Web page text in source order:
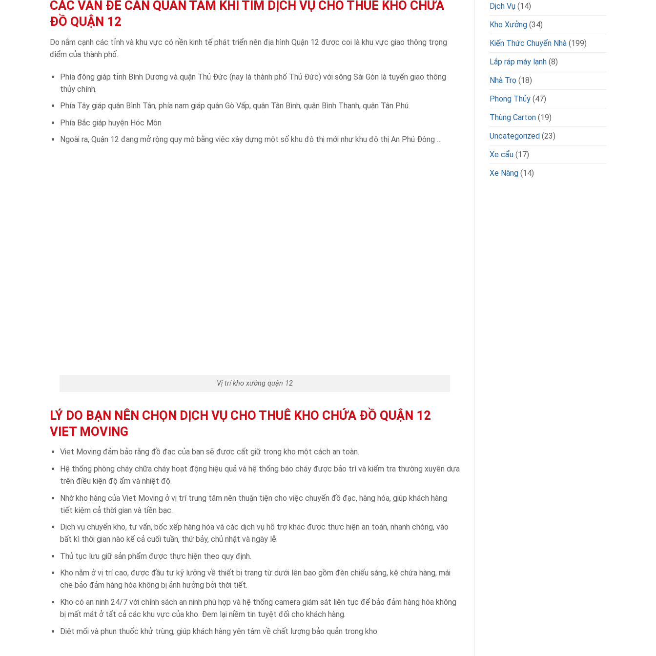
CÁC VẤN ĐỀ CẦN QUAN TÂM KHI TÌM DỊCH VỤ CHO THUÊ KHO CHỨA
ĐỒ QUẬN 12
Do nằm cạnh các tỉnh và khu vực có nền kinh tế phát triển nên địa hình Quận 12 được coi là khu vực giao thông trọng
điểm của thành phố.
Phía đông giáp tỉnh Bình Dương và quận Thủ Đức (nay là thành phố Thủ Đức) với sông Sài Gòn là tuyến giao thông
thủy chính.
Phía Tây giáp quận Bình Tân, phía nam giáp quận Gò Vấp, quận Tân Bình, quận Bình Thạnh, quận Tân Phú.
Phía Bắc giáp huyện Hóc Môn
Ngoài ra, Quận 12 đang mở rộng quy mô bằng việc xây dựng một số khu đô thị mới như khu đô thị An Phú Đông …
Vị trí kho xưởng quận 12
LÝ DO BẠN NÊN CHỌN DỊCH VỤ CHO THUÊ KHO CHỨA ĐỒ QUẬN 12
VIET MOVING
Viet Moving đảm bảo rằng đồ đạc của bạn sẽ được cất giữ trong kho một cách an toàn.
Hệ thống phòng cháy chữa cháy hoạt động hiệu quả và hệ thống báo cháy được bảo trì và kiểm tra thường xuyên dựa
trên điều kiện độ ẩm và nhiệt độ.
Nhờ kho hàng của Viet Moving ở vị trí trung tâm nên thuận tiện cho việc chuyển đồ đạc, hàng hóa, giúp khách hàng
tiết kiệm cả thời gian và tiền bạc.
Dịch vụ chuyển kho, tư vấn, bốc xếp hàng hóa và các dịch vụ hỗ trợ khác được thực hiện an toàn, nhanh chóng, vào
bất kì thời gian nào kể cả cuối tuần, thứ bảy, chủ nhật và ngày lễ.
Thủ tục lưu giữ sản phẩm được thực hiện theo quy định.
Kho nằm ở vị trí cao, được đầu tư kỹ lưỡng về thiết bị trang từ dưới lên bao gồm đèn chiếu sáng, kệ chứa hàng, mái
che bảo đảm hàng hóa không bị ảnh hưởng bởi thời tiết.
Kho có an ninh 24/7 với chính sách an ninh phù hợp và hệ thống camera giám sát liên tục để bảo đảm hàng hóa không
bị mất mát ở tất cả các khu vực của kho. Đem lại niềm tin tuyệt đối cho khách hàng.
Diệt mối và phun thuốc khử trùng, giúp khách hàng yên tâm về chất lượng bảo quản trong kho.
Dịch Vụ (14)
Kho Xưởng (34)
Kiến Thức Chuyển Nhà (199)
Lắp ráp máy lạnh (8)
Nhà Trọ (18)
Phong Thủy (47)
Thùng Carton (19)
Uncategorized (23)
Xe cẩu (17)
Xe Nâng (14)